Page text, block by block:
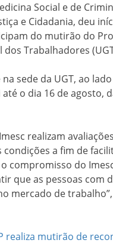
Social e de
e Cidadania, deu
do mutirão do
dos Trabalhadores
sede da UGT, ao
até o dia 16 de agosto,
realizam
a fim de
compromisso do
que as pessoas com
mercado de
realiza mutirão de